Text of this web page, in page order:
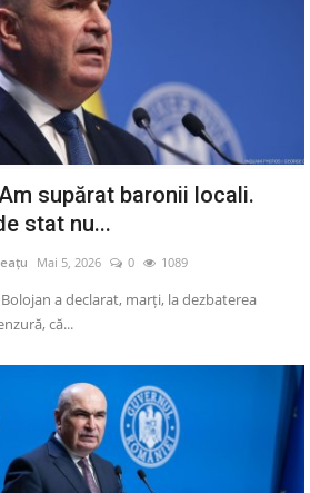
supărat baronii locali.
stat nu...
Mai 5, 2026 0 1089
a declarat, marţi, la dezbaterea
că...